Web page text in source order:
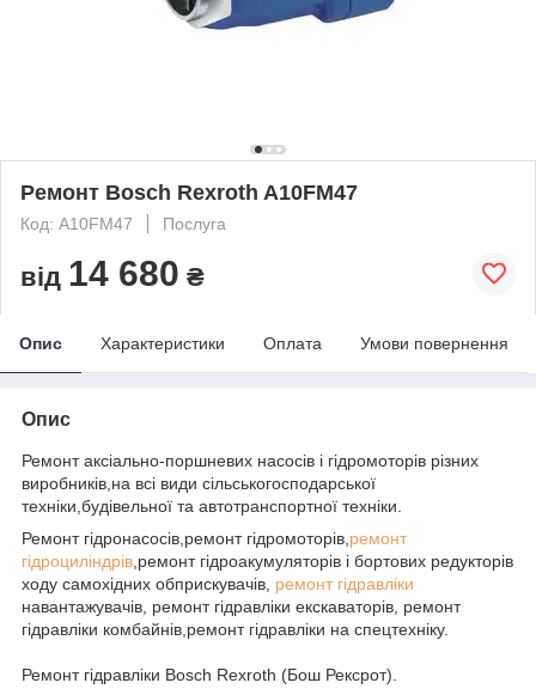
Ремонт Bosch Rexroth A10FМ47
Код: A10FМ47 Послуга
від 14 680 ₴
Опис Характеристики Оплата Умови повернення
Опис
Ремонт аксіально-поршневих насосів і гідромоторів різних
виробників,на всі види сільськогосподарської
техніки,будівельної та автотранспортної техніки.
Ремонт гідронасосів,ремонт гідромоторів, ремонт
гідроциліндрів ,ремонт гідроакумуляторів і бортових редукторів
ходу самохідних обприскувачів, ремонт гідравліки
навантажувачів, ремонт гідравліки екскаваторів, ремонт
гідравліки комбайнів,ремонт гідравліки на спецтехніку.
Ремонт гідравліки Bosch Rexroth (Бош Рексрот).